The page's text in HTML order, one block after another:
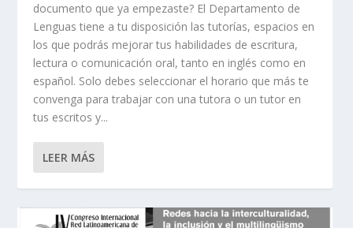
documento que ya empezaste? El Departamento de
Lenguas tiene a tu disposición las tutorías, espacios en
los que podrás mejorar tus habilidades de escritura,
lectura o comunicación oral, tanto en inglés como en
español. Solo debes seleccionar el horario que más te
convenga para trabajar con una tutora o un tutor en
tus escritos y...
LEER MÁS